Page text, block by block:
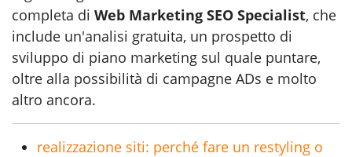
completa di Web Marketing SEO Specialist, che
include un'analisi gratuita, un prospetto di
sviluppo di piano marketing sul quale puntare,
oltre alla possibilità di campagne ADs e molto
altro ancora.
realizzazione siti: perché fare un restyling o